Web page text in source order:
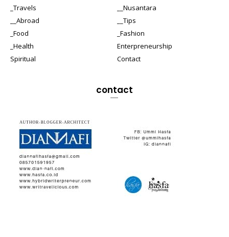
_Travels
__Nusantara
__Abroad
__Tips
_Food
_Fashion
_Health
Enterpreneurship
Spiritual
Contact
contact